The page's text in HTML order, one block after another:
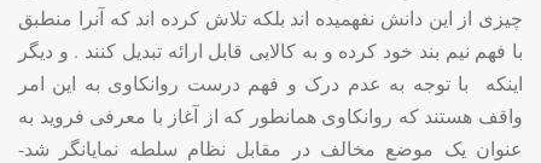
چیزی از این دانش نفهمیده اند بلکه تلاش کرده اند که آنرا منطبق
با فهم نیم بند خود کرده و به کالایی قابل ارائه تبدیل کنند . و دیگر
اینکه با توجه به عدم درک و فهم درست روانکاوی به این امر
واقف هستند که روانکاوی همانطور که از آغاز با معرفی فروید به
عنوان یک موضع مخالف در مقابل نظام سلطه نمایانگر شد-